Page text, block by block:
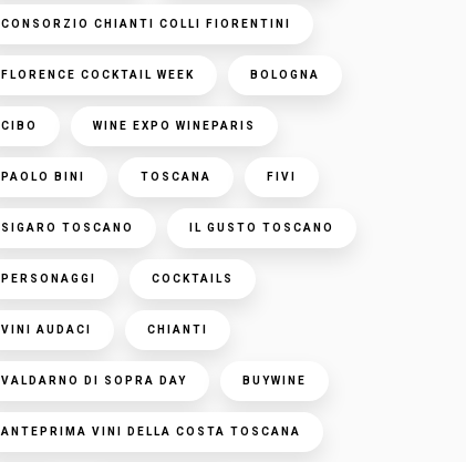
CONSORZIO CHIANTI COLLI FIORENTINI
FLORENCE COCKTAIL WEEK BOLOGNA
CIBO WINE EXPO WINEPARIS
PAOLO BINI TOSCANA FIVI
SIGARO TOSCANO IL GUSTO TOSCANO
PERSONAGGI COCKTAILS
VINI AUDACI CHIANTI
VALDARNO DI SOPRA DAY BUYWINE
ANTEPRIMA VINI DELLA COSTA TOSCANA